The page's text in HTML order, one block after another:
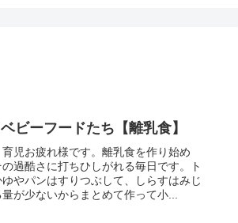
ビーフードたち【離乳食】
児お疲れ様です。離乳食を作り始め
過酷さに打ちひしがれる毎日です。ト
やパンはすりつぶして、しらすはみじ
少ないからまとめて作って小...